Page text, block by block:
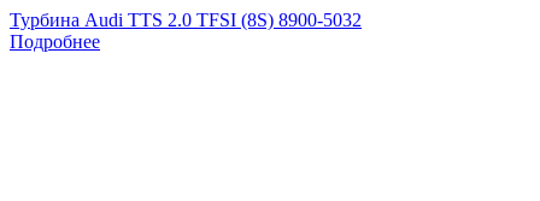
Турбина Audi TTS 2.0 TFSI (8S) 8900-5032
Подробнее